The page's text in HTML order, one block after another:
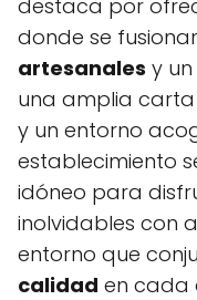
destaca por
donde se
artesanales y
una amplia
y un entorno
establecimiento
idóneo para
inolvidables con
entorno que
calidad en cada